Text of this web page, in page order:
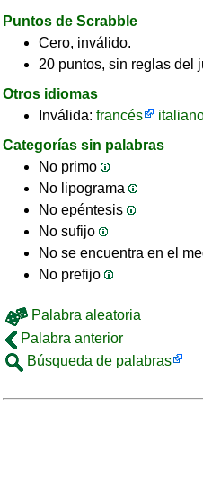
Puntos de Scrabble
Cero, inválido.
20 puntos, sin reglas del
Otros idiomas
Inválida: francés
Categorías sin palabras
No primo
No lipograma
No epéntesis
No sufijo
No se encuentra en el
No prefijo
Palabra aleatoria
Palabra anterior
Búsqueda de palabras